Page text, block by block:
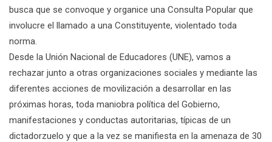
busca que se convoque y organice una Consulta Popular que
involucre el llamado a una Constituyente, violentado toda
norma.
Desde la Unión Nacional de Educadores (UNE), vamos a
rechazar junto a otras organizaciones sociales y mediante las
diferentes acciones de movilización a desarrollar en las
próximas horas, toda maniobra política del Gobierno,
manifestaciones y conductas autoritarias, típicas de un
dictadorzuelo y que a la vez se manifiesta en la amenaza de 30